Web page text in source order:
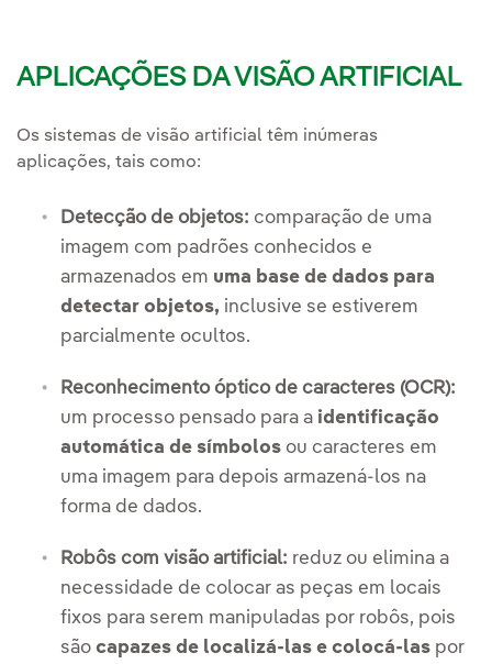
APLICAÇÕES DA VISÃO ARTIFICIAL
Os sistemas de visão artificial têm inúmeras
aplicações, tais como:
Detecção de objetos: comparação de uma
imagem com padrões conhecidos e
armazenados em uma base de dados para
detectar objetos, inclusive se estiverem
parcialmente ocultos.
Reconhecimento óptico de caracteres (OCR):
um processo pensado para a identificação
automática de símbolos ou caracteres em
uma imagem para depois armazená-los na
forma de dados.
Robôs com visão artificial: reduz ou elimina a
necessidade de colocar as peças em locais
fixos para serem manipuladas por robôs, pois
são capazes de localizá-las e colocá-las por